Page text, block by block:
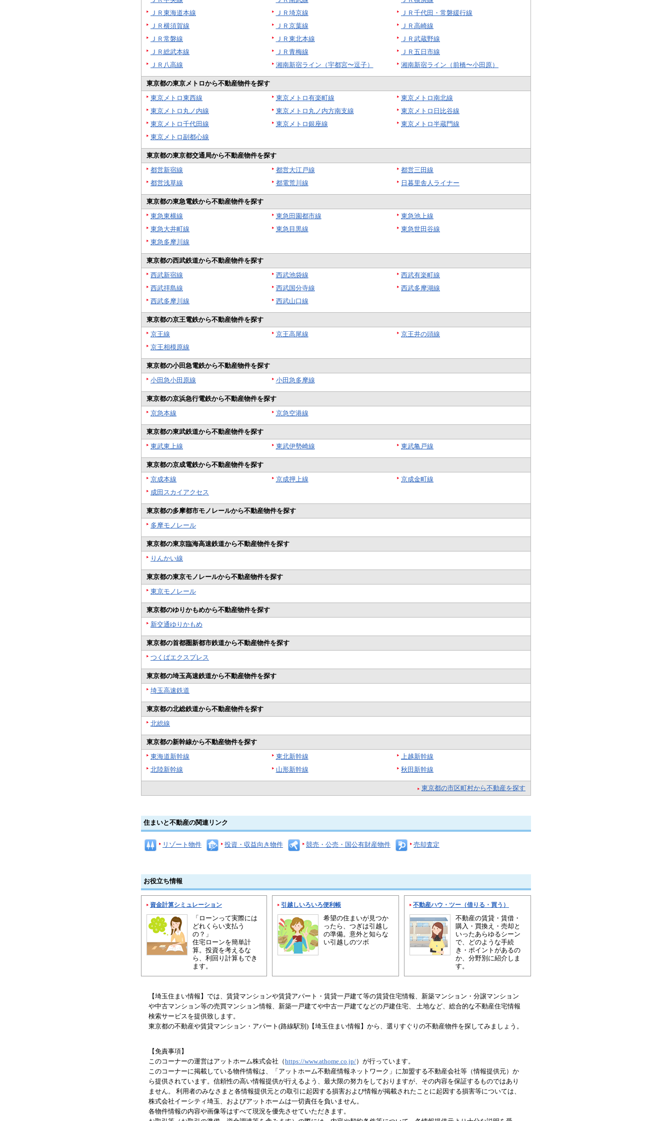
ＪＲ東海道本線
ＪＲ埼京線
ＪＲ千代田・常磐緩行線
ＪＲ横須賀線
ＪＲ京葉線
ＪＲ高崎線
ＪＲ常磐線
ＪＲ東北本線
ＪＲ武蔵野線
ＪＲ総武本線
ＪＲ青梅線
ＪＲ五日市線
ＪＲ八高線
湘南新宿ライン（宇都宮〜逗子） 湘南新宿ライン（前橋〜小田原）
東京都の東京メトロから不動産物件を探す
東京メトロ東西線
東京メトロ有楽町線
東京メトロ南北線
東京メトロ丸ノ内線
東京メトロ丸ノ内方南支線
東京メトロ日比谷線
東京メトロ千代田線
東京メトロ銀座線
東京メトロ半蔵門線
東京メトロ副都心線
東京都の東京都交通局から不動産物件を探す
都営新宿線
都営大江戸線
都営三田線
都営浅草線
都電荒川線 日暮里舎人ライナー
東京都の東急電鉄から不動産物件を探す
東急東横線
東急田園都市線
東急池上線
東急大井町線
東急目黒線
東急世田谷線
東急多摩川線
東京都の西武鉄道から不動産物件を探す
西武新宿線
西武池袋線
西武有楽町線
西武拝島線
西武国分寺線
西武多摩湖線
西武多摩川線
西武山口線
東京都の京王電鉄から不動産物件を探す
京王線
京王高尾線
京王井の頭線
京王相模原線
東京都の小田急電鉄から不動産物件を探す
小田急小田原線
小田急多摩線
東京都の京浜急行電鉄から不動産物件を探す
京急本線
京急空港線
東京都の東武鉄道から不動産物件を探す
東武東上線
東武伊勢崎線 東武亀戸線
東京都の京成電鉄から不動産物件を探す
京成本線
京成押上線
京成金町線
成田スカイアクセス
東京都の多摩都市モノレールから不動産物件を探す
多摩モノレール
東京都の東京臨海高速鉄道から不動産物件を探す
りんかい線
東京都の東京モノレールから不動産物件を探す
東京モノレール
東京都のゆりかもめから不動産物件を探す
新交通ゆりかもめ
東京都の首都圏新都市鉄道から不動産物件を探す
つくばエクスプレス
東京都の埼玉高速鉄道から不動産物件を探す
埼玉高速鉄道
東京都の北総鉄道から不動産物件を探す
北総線
東京都の新幹線から不動産物件を探す
東海道新幹線
東北新幹線
上越新幹線
北陸新幹線
山形新幹線 秋田新幹線
東京都の市区町村から不動産を探す
住まいと不動産の関連リンク
リゾート物件 投資・収益向き物件 競売・公売・国公有財産物件 売却査定
お役立ち情報
資金計算シミュレーション
「ローンって実際には
どれくらい支払う
の？」
住宅ローンを簡単計
算。投資を考えるな
ら、利回り計算もでき
ます。
引越しいろいろ便利帳
希望の住まいが見つか
ったら、つぎは引越し
の準備。意外と知らな
い引越しのツボ
不動産ハウ・ツー（借りる・買う）
不動産の賃貸・賃借・
購入・買換え・売却と
いったあらゆるシーン
で、どのような手続
き・ポイントがあるの
か、分野別に紹介しま
す。
【埼玉住まい情報】では、賃貸マンションや賃貸アパート・賃貸一戸建て等の賃貸住宅情報、新築マンション・分譲マンション
や中古マンション等の売買マンション情報、新築一戸建てや中古一戸建てなどの戸建住宅、 土地など、総合的な不動産住宅情報
検索サービスを提供致します。
東京都の不動産や賃貸マンション・アパート(路線駅別)【埼玉住まい情報】から、選りすぐりの不動産物件を探してみましょう。
【免責事項】
このコーナーの運営はアットホーム株式会社（https://www.athome.co.jp/）が行っています。
このコーナーに掲載している物件情報は、「アットホーム不動産情報ネットワーク」に加盟する不動産会社等（情報提供元）か
ら提供されています。信頼性の高い情報提供が行えるよう、最大限の努力をしておりますが、その内容を保証するものではあり
ません。 利用者のみなさまと各情報提供元との取引に起因する損害および情報が掲載されたことに起因する損害等については、
株式会社イーシティ埼玉、およびアットホームは一切責任を負いません。
各物件情報の内容や画像等はすべて現況を優先させていただきます。